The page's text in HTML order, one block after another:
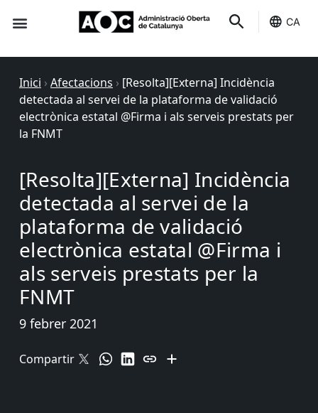
CA
Inici › Afectacions › [Resolta][Externa] Incidència
detectada al servei de la plataforma de validació
electrònica estatal @Firma i als serveis prestats per
la FNMT
[Resolta][Externa] Incidència
detectada al servei de la
plataforma de validació
electrònica estatal @Firma i
als serveis prestats per la
FNMT
9 febrer 2021
Compartir